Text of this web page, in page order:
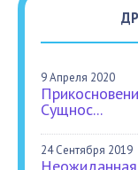
9 Апреля 2020
Сущнос...
24 Сентября 2019